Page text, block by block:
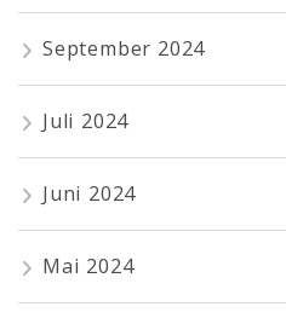
September 2024
Juli 2024
Juni 2024
Mai 2024